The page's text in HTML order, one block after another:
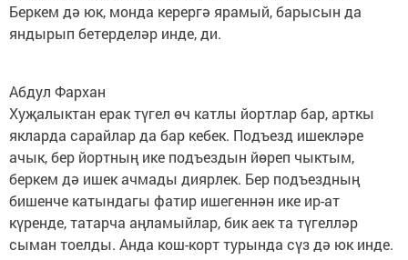
Беркем дә юк, монда керергә ярамый, барысын да
яндырып бетерделәр инде, ди.
Абдул Фархан
Хуҗалыктан ерак түгел өч катлы йортлар бар, арткы
якларда сарайлар да бар кебек. Подъезд ишекләре
ачык, бер йортның ике подъездын йөреп чыктым,
беркем дә ишек ачмады диярлек. Бер подъездның
бишенче катындагы фатир ишегеннән ике ир-ат
күренде, татарча аңламыйлар, бик аек та түгелләр
сыман тоелды. Анда кош-корт турында сүз дә юк инде.